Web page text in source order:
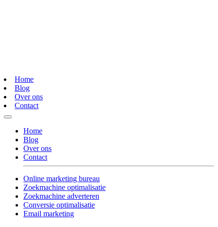
Home
Blog
Over ons
Contact
Home
Blog
Over ons
Contact
Online marketing bureau
Zoekmachine optimalisatie
Zoekmachine adverteren
Conversie optimalisatie
Email marketing